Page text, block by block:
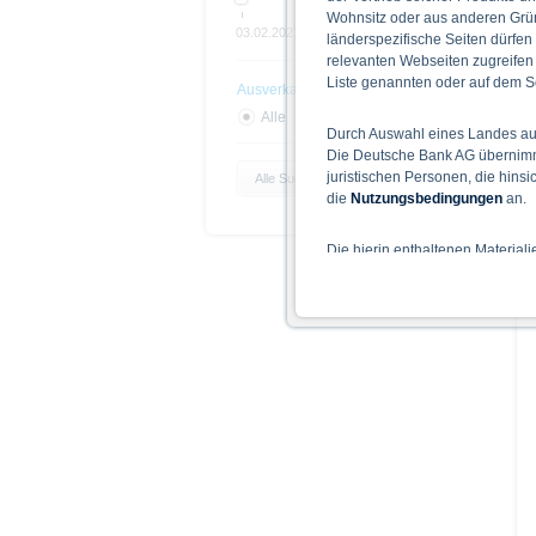
03.02.2027 Open end
Ausverkauft
Alle
Alle Suchparameter zurücksetzen
Wohnsitz oder aus anderen
länderspezifische Seiten
relevanten Webseiten
Liste genannten oder auf dem
Durch Auswahl eines Landes
Die Deutsche Bank AG
juristischen Personen, die
die Nutzungsbedingungen an.
Die hierin enthaltenen
Der Zugang zu auf diesen
Hinweise für die Nutzung
Die auf der X-markets
einschließlich der Risiken sind
Verkaufsdokument der
sollten Anleger den Prospekt
Prospekts durch die BaFin